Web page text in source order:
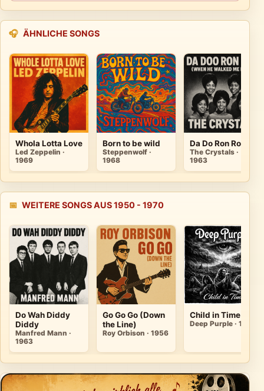
🎧 ÄHNLICHE SONGS
Whola Lotta Love
Led Zeppelin ·
1969
Born to be wild
Steppenwolf ·
1968
Da Do Ron Ron
The Crystals ·
1963
📅 WEITERE SONGS AUS 1950 - 1970
Do Wah Diddy
Diddy
Manfred Mann ·
1963
Go Go Go (Down
the Line)
Roy Orbison · 1956
Child in Time
Deep Purple · 1969